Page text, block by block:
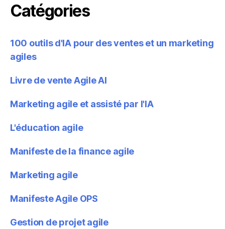
Catégories
100 outils d'IA pour des ventes et un marketing
agiles
Livre de vente Agile AI
Marketing agile et assisté par l'IA
L'éducation agile
Manifeste de la finance agile
Marketing agile
Manifeste Agile OPS
Gestion de projet agile